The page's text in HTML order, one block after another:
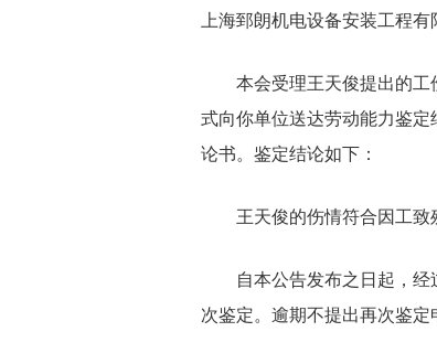
上海郅朗机电设备安装工程有
本会受理王天俊提出的工伤
式向你单位送达劳动能力鉴
论书。鉴定结论如下：
王天俊的伤情符合因工致
自本公告发布之日起，经过
次鉴定。逾期不提出再次鉴定